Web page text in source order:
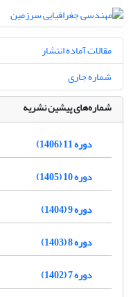
مقالات آماده انتشار
شماره جاری
شماره‌های پیشین نشریه
دوره 11 (1406)
دوره 10 (1405)
دوره 9 (1404)
دوره 8 (1403)
دوره 7 (1402)